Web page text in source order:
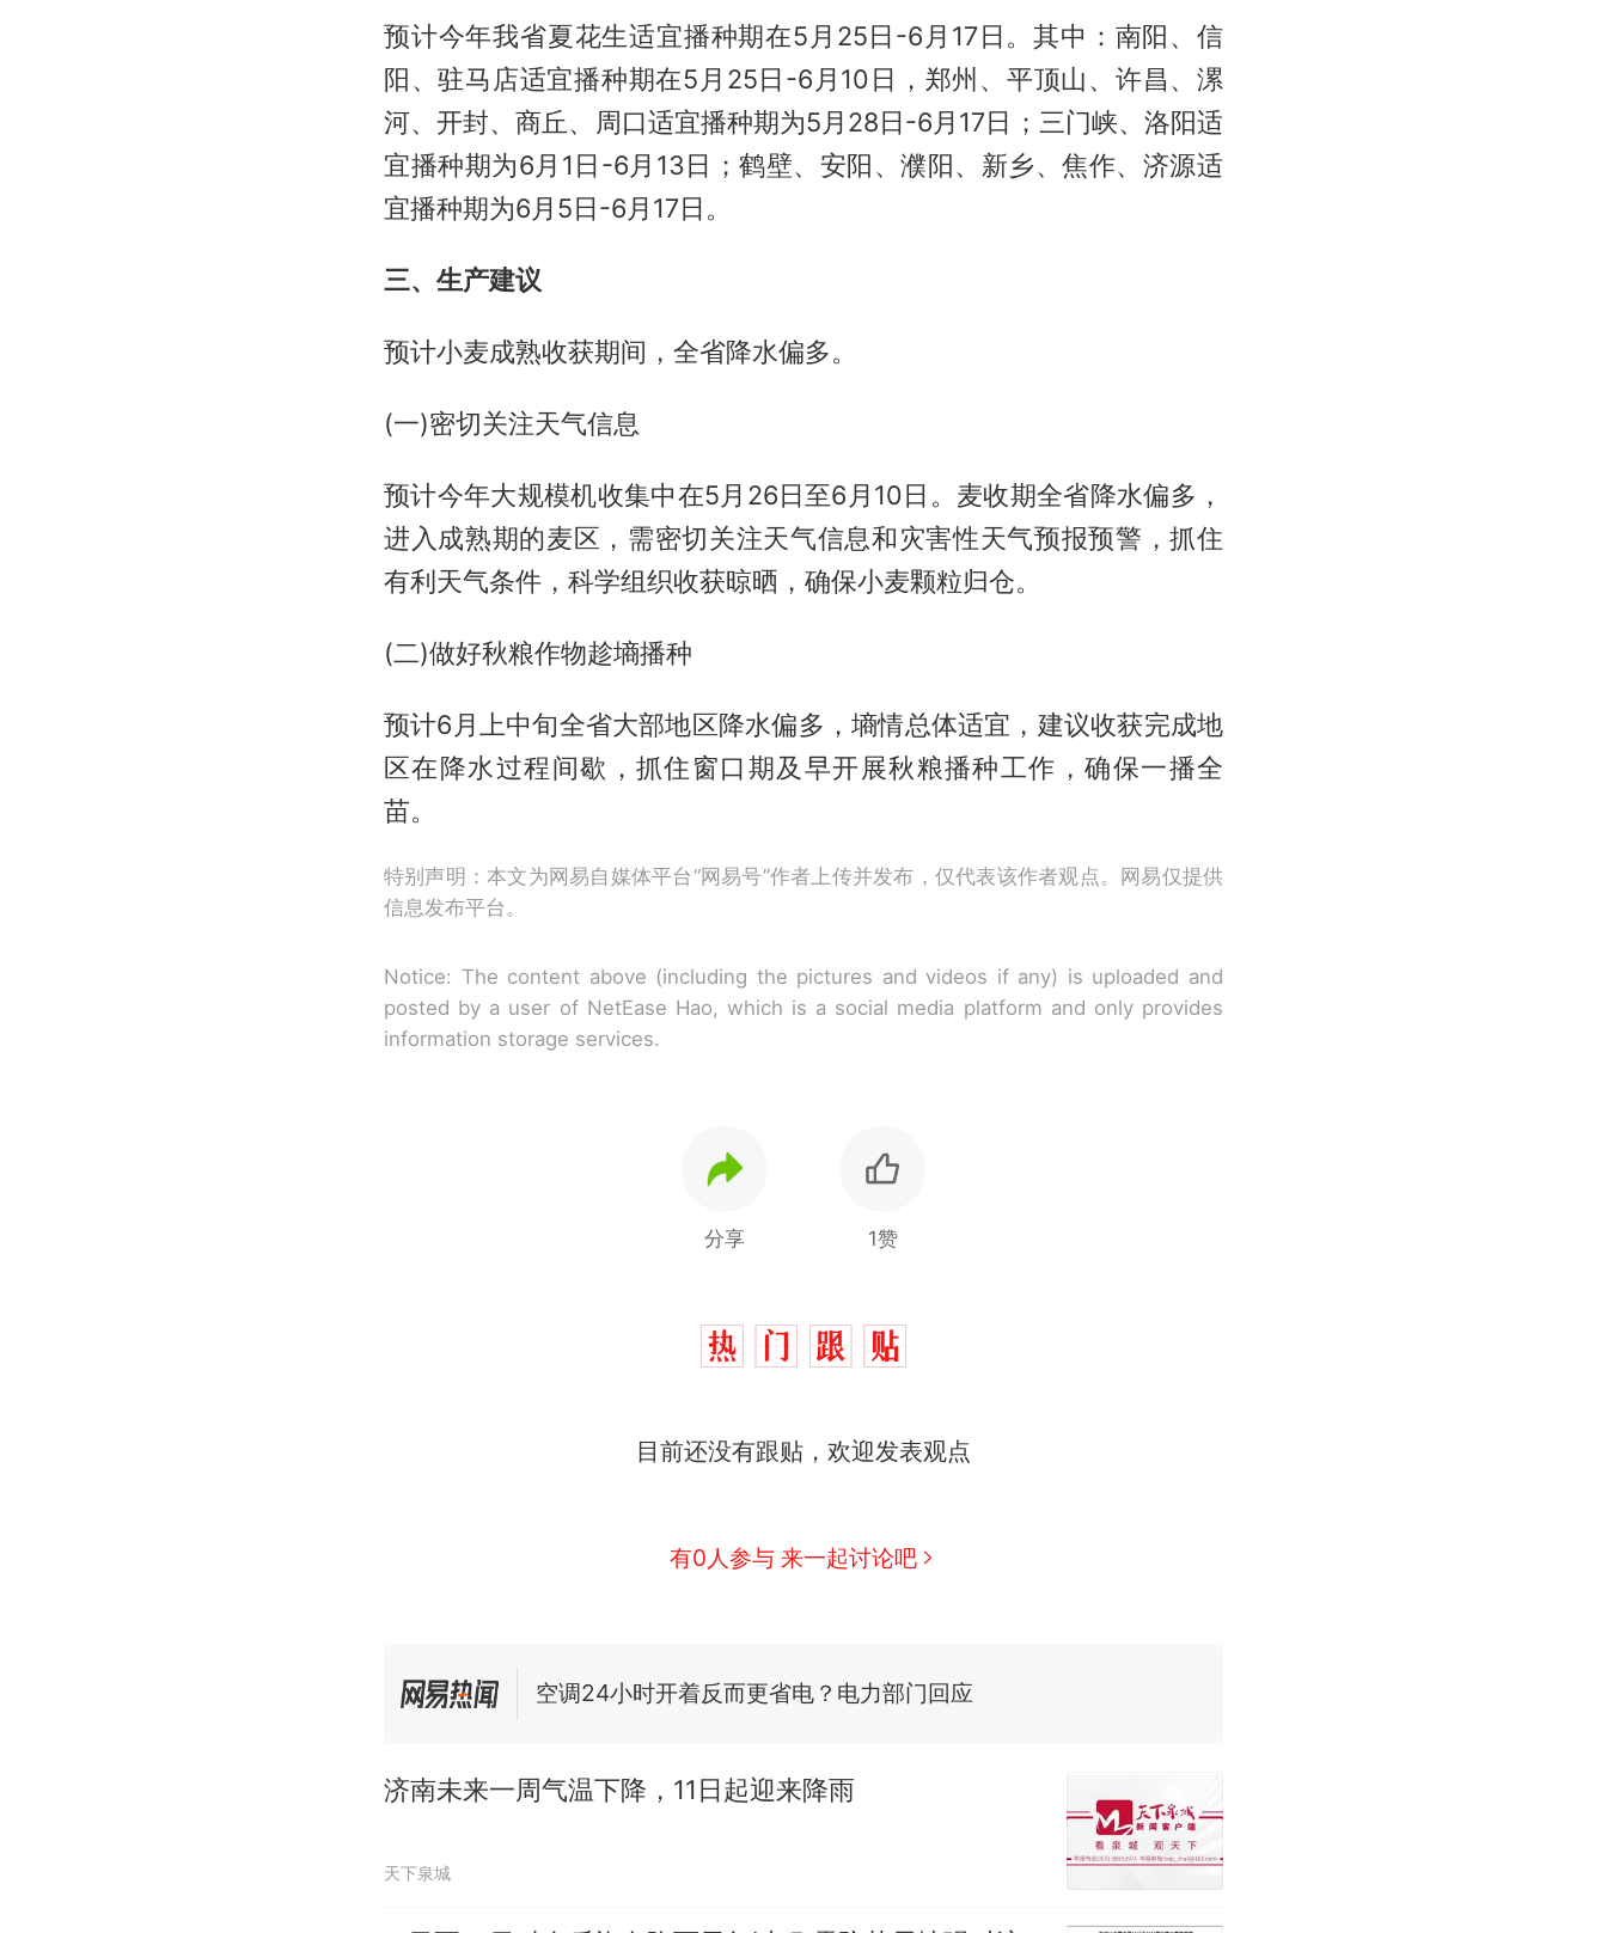
预计今年我省夏花生适宜播种期在5月25日-6月17日。其中：南阳、信
阳、驻马店适宜播种期在5月25日-6月10日，郑州、平顶山、许昌、漯
河、开封、商丘、周口适宜播种期为5月28日-6月17日；三门峡、洛阳适
宜播种期为6月1日-6月13日；鹤壁、安阳、濮阳、新乡、焦作、济源适
宜播种期为6月5日-6月17日。
三、生产建议
预计小麦成熟收获期间，全省降水偏多。
(一)密切关注天气信息
预计今年大规模机收集中在5月26日至6月10日。麦收期全省降水偏多，
进入成熟期的麦区，需密切关注天气信息和灾害性天气预报预警，抓住
有利天气条件，科学组织收获晾晒，确保小麦颗粒归仓。
(二)做好秋粮作物趁墒播种
预计6月上中旬全省大部地区降水偏多，墒情总体适宜，建议收获完成地
区在降水过程间歇，抓住窗口期及早开展秋粮播种工作，确保一播全
苗。
特别声明：本文为网易自媒体平台“网易号”作者上传并发布，仅代表该作者观点。网易仅提供
信息发布平台。
Notice: The content above (including the pictures and videos if any) is uploaded and
posted by a user of NetEase Hao, which is a social media platform and only provides
information storage services.
分享 1赞
目前还没有跟贴，欢迎发表观点
有0人参与 来一起讨论吧
那个在床头放菜刀的女孩，因老师一句“跟我回家”改写了人生
佛山一中学招聘物理教师，笔试前13名均遭淘汰？教育局：已叫停
空调24小时开着反而更省电？电力部门回应
那个在床头放菜刀的女孩，因老师一句“跟我回家”改写了人生
济南未来一周气温下降，11日起迎来降雨
天下泉城